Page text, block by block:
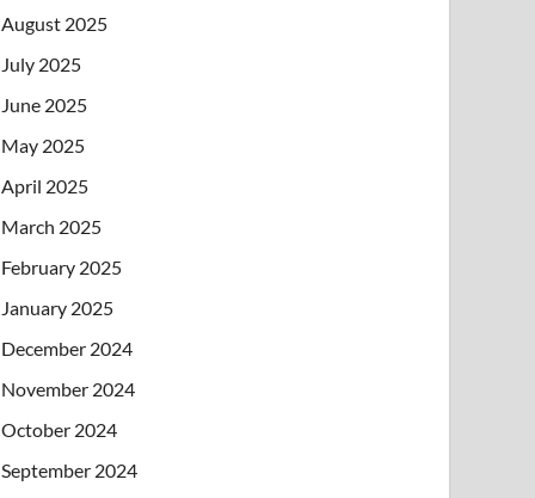
August 2025
July 2025
June 2025
May 2025
April 2025
March 2025
February 2025
January 2025
December 2024
November 2024
October 2024
September 2024